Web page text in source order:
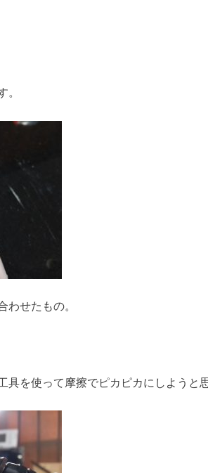
。
わせたもの。
具を使って摩擦でピカピカにしようと